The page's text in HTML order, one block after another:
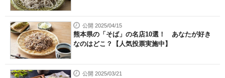
公開 2025/04/15
熊本県の「そば」の名店10選！ あなたが好き
なのはどこ？【人気投票実施中】
公開 2025/03/21